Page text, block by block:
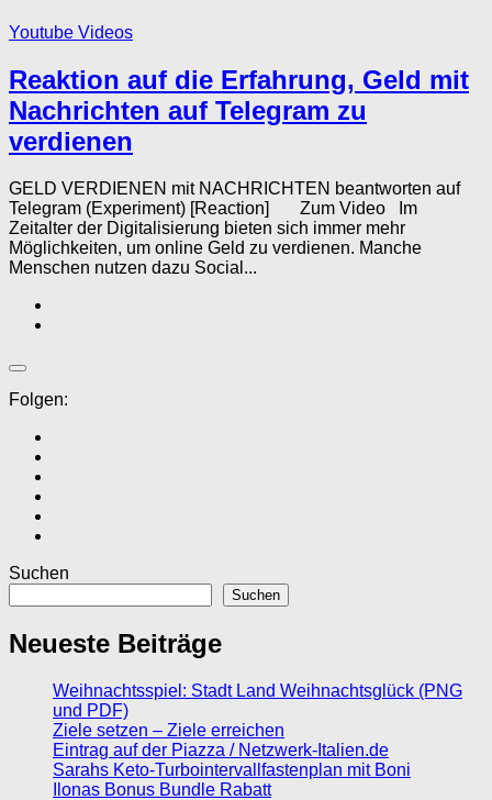
Youtube Videos
Reaktion auf die Erfahrung, Geld mit
Nachrichten auf Telegram zu
verdienen
GELD VERDIENEN mit NACHRICHTEN beantworten auf
Telegram (Experiment) [Reaction] Zum Video Im
Zeitalter der Digitalisierung bieten sich immer mehr
Möglichkeiten, um online Geld zu verdienen. Manche
Menschen nutzen dazu Social...
Folgen:
Suchen
Suchen
Neueste Beiträge
Weihnachtsspiel: Stadt Land Weihnachtsglück (PNG
und PDF)
Ziele setzen – Ziele erreichen
Eintrag auf der Piazza / Netzwerk-Italien.de
Sarahs Keto-Turbointervallfastenplan mit Boni
Ilonas Bonus Bundle Rabatt